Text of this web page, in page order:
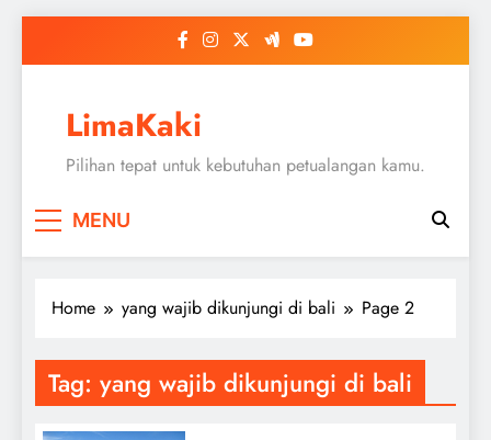
LimaKaki
Pilihan tepat untuk kebutuhan petualangan kamu.
MENU
Home yang wajib dikunjungi di bali Page 2
Tag: yang wajib dikunjungi di bali